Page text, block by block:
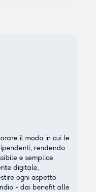
il modo in cui le
rendendo
e semplice.
digitale,
ogni aspetto
- dai benefit alle